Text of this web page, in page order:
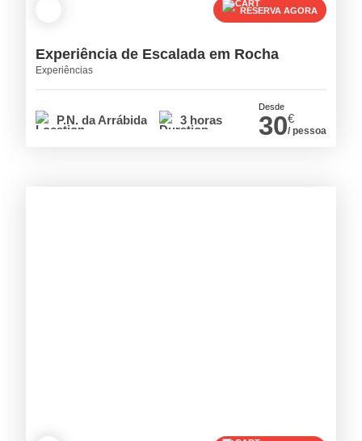
RESERVA AGORA
Experiência de Escalada em Rocha
Experiências
P.N. da Arrábida 3 horas
Desde
30€
/ pessoa